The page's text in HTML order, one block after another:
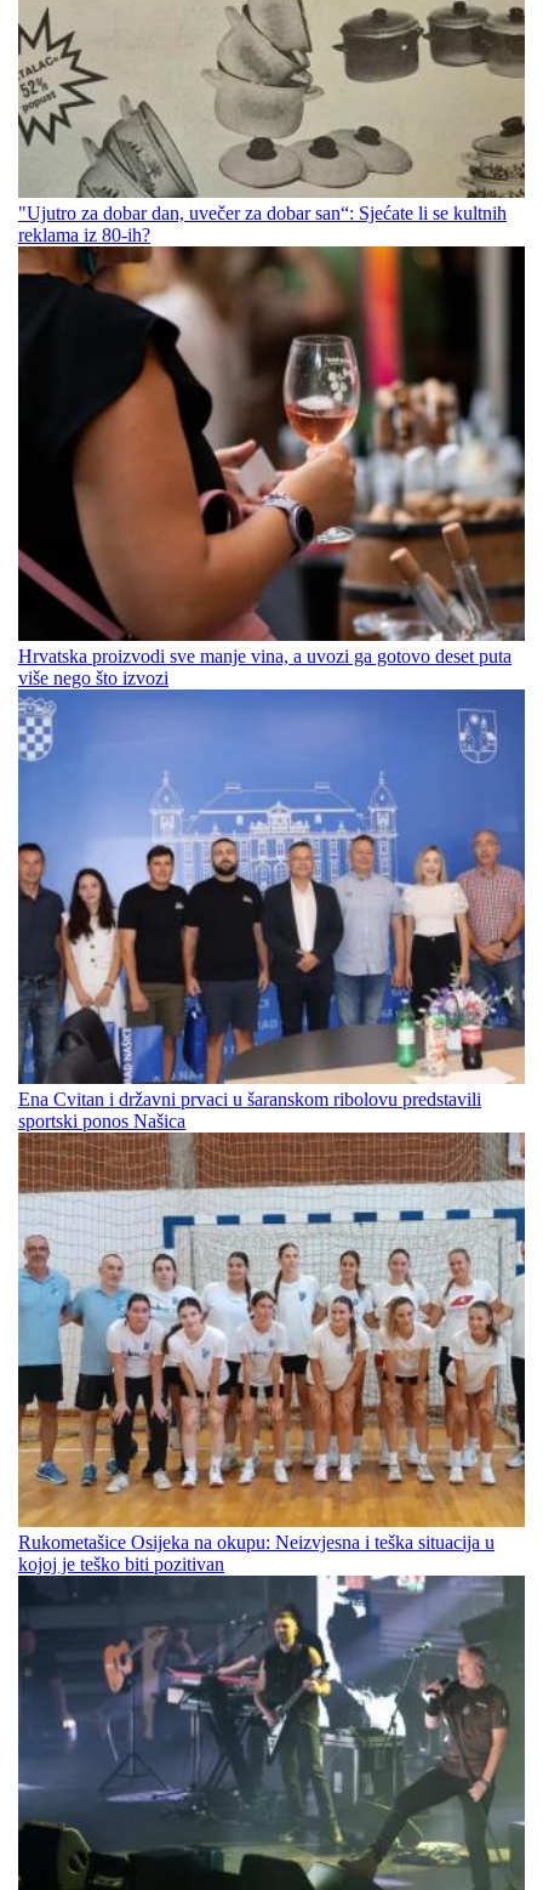
"Ujutro za dobar dan, uvečer za dobar san“: Sjećate li se kultnih
reklama iz 80-ih?
Hrvatska proizvodi sve manje vina, a uvozi ga gotovo deset puta
više nego što izvozi
Ena Cvitan i državni prvaci u šaranskom ribolovu predstavili
sportski ponos Našica
Rukometašice Osijeka na okupu: Neizvjesna i teška situacija u
kojoj je teško biti pozitivan